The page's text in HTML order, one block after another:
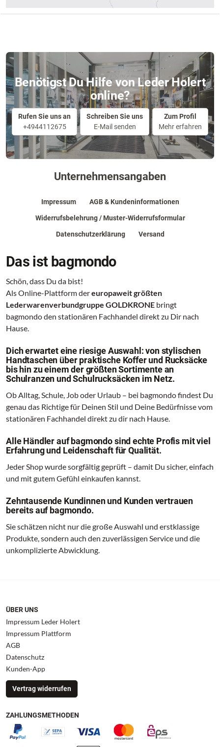
Benötigst Du Hilfe von Leder Holert
online?
Rufen Sie uns an
+4944112675
Schreiben Sie uns
E-Mail senden
Zum Profil
Mehr erfahren
Unternehmensangaben
Impressum AGB & Kundeninformationen
Widerrufsbelehrung / Muster-Widerrufsformular
Datenschutzerklärung Versand
Das ist bagmondo
Schön, dass Du da bist!
Als Online-Plattform dereuropaweit größten
Lederwarenverbundgruppe GOLDKRONE bringt
bagmondo den stationären Fachhandel direkt zu Dir nach
Hause.
Dich erwartet eine riesige Auswahl: von stylischen
Handtaschen über praktische Koffer und Rucksäcke
bis hin zu einem der größten Sortimente an
Schulranzen und Schulrucksäcken im Netz.
Ob Alltag, Schule, Job oder Urlaub – bei bagmondo findest Du
genau das Richtige für Deinen Stil und Deine Bedürfnisse vom
stationären Fachhandel direkt zu dir nach Hause.
Alle Händler auf bagmondo sind echte Profis mit viel
Erfahrung und Leidenschaft für Qualität.
Jeder Shop wurde sorgfältig geprüft – damit Du sicher, einfach
und mit gutem Gefühl einkaufen kannst.
Zehntausende Kundinnen und Kunden vertrauen
bereits auf bagmondo.
Sie schätzen nicht nur die große Auswahl und erstklassige
Produkte, sondern auch den zuverlässigen Service und die
unkomplizierte Abwicklung.
ÜBER UNS
Impressum Leder Holert
Impressum Plattform
AGB
Datenschutz
Kunden-App
Vertrag widerrufen
ZAHLUNGSMETHODEN